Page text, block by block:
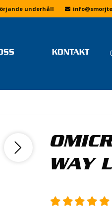
underhåll info
VI PÅ SMÖRJTEKNIK
KONTAKT
WAY